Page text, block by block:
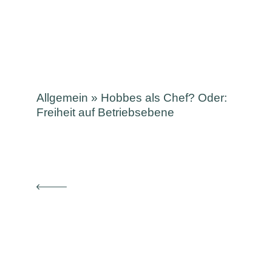
Allgemein » Hobbes als Chef? Oder:
Freiheit auf Betriebsebene